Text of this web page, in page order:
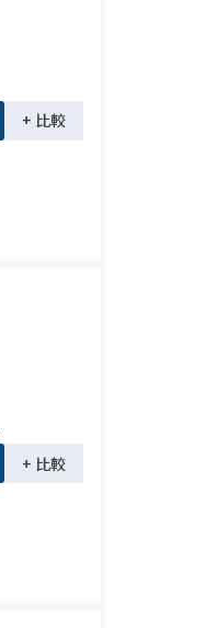
+ 比較
+ 比較